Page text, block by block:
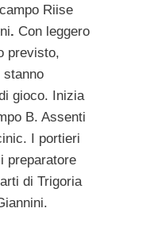
Riise
. Con leggero
previsto,
gioco. Inizia
B. Assenti
I portieri
preparatore
di Trigoria